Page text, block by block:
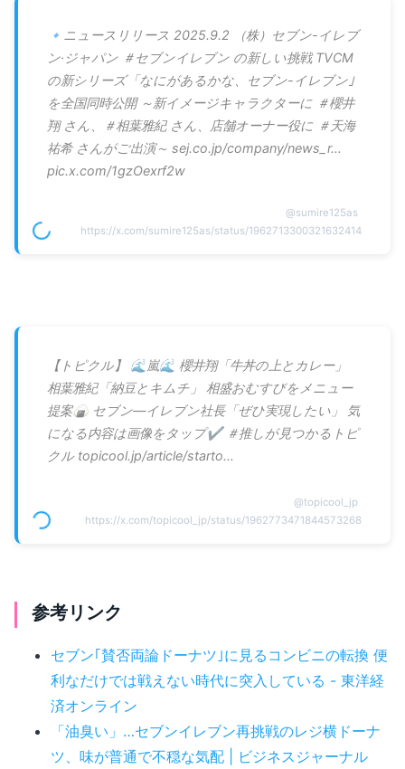
🔹ニュースリリース 2025.9.2 （株）セブン-イレブ
ン·ジャパン ＃セブンイレブン の新しい挑戦 TVCM
の新シリーズ「なにがあるかな、セブン-イレブン｣
を全国同時公開 ～新イメージキャラクターに ＃櫻井
翔 さん、＃相葉雅紀 さん、店舗オーナー役に ＃天海
祐希 さんがご出演～ sej.co.jp/company/news_r…
pic.x.com/1gzOexrf2w
@sumire125as
https://x.com/sumire125as/status/1962713300321632414
【トピクル】 🌊嵐🌊 櫻井翔「牛丼の上とカレー」
相葉雅紀「納豆とキムチ」 相盛おむすびをメニュー
提案🍙 セブン―イレブン社長「ぜひ実現したい」 気
になる内容は画像をタップ✔️ ＃推しが見つかるトピ
クル topicool.jp/article/starto…
@topicool_jp
https://x.com/topicool_jp/status/1962773471844573268
参考リンク
セブン｢賛否両論ドーナツ｣に見るコンビニの転換 便
利なだけでは戦えない時代に突入している - 東洋経
済オンライン
「油臭い」…セブンイレブン再挑戦のレジ横ドーナ
ツ、味が普通で不穏な気配 | ビジネスジャーナル